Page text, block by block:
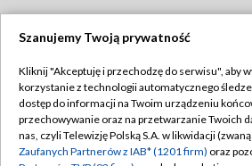
TVP
Abonament TVP
Emisja w TVP
Regulamin TVP
Polityka
Szanujemy Twoją prywatność
Kliknij "Akceptuję i przechodzę do serwisu", aby
korzystanie z technologii automatycznego
dostęp do informacji na Twoim urządzeniu
przechowywanie oraz na przetwarzanie Twoich
nas, czyli Telewizję Polską S.A. w likwidacji
Zaufanych Partnerów z IAB* (1201 firm) oraz